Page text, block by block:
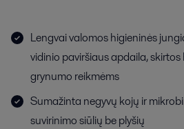
Lengvai valomos higieninės
vidinio paviršiaus apdaila, skirtos
grynumo reikmėms
Sumažinta negyvų kojų ir
suvirinimo siūlių be plyšių